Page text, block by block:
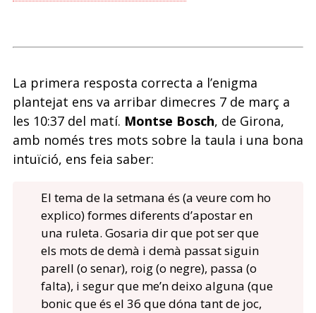
La primera resposta correcta a l’enigma
plantejat ens va arribar dimecres 7 de març a
les 10:37 del matí. Montse Bosch, de Girona,
amb només tres mots sobre la taula i una bona
intuïció, ens feia saber:
El tema de la setmana és (a veure com ho
explico) formes diferents d’apostar en
una ruleta. Gosaria dir que pot ser que
els mots de demà i demà passat siguin
parell (o senar), roig (o negre), passa (o
falta), i segur que me’n deixo alguna (que
bonic que és el 36 que dóna tant de joc,